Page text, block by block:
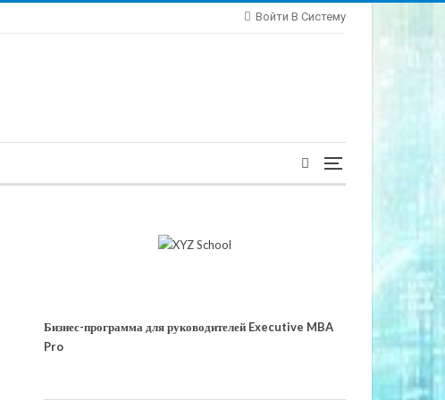
Войти В Систему
Бизнес-программа для руководителей Executive MBA
Pro